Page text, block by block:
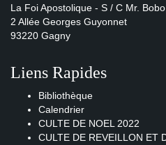
La Foi Apostolique - S / C Mr. Bobo
2 Allée Georges Guyonnet
93220 Gagny
Liens Rapides
Bibliothèque
Calendrier
CULTE DE NOEL 2022
CULTE DE REVEILLON ET